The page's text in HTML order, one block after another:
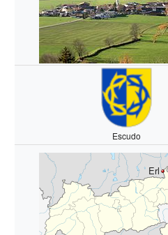
Escudo
Erl